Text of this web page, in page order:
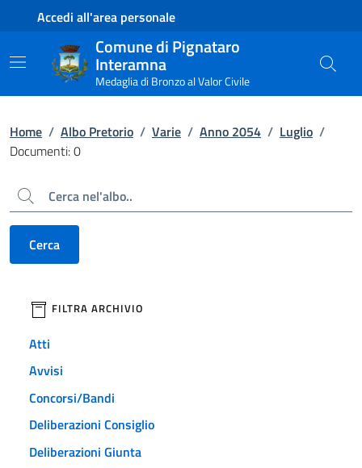
Contenuto principale
Piede di paginaAccedi all'area personale
Comune di Pignataro
Interamna
Medaglia di Bronzo al Valor Civile
Home / Albo Pretorio / Varie / Anno 2054 / Luglio /
Documenti: 0
Cerca
Cerca
filtri da applicare
FILTRA ARCHIVIO
Atti
Avvisi
Concorsi/Bandi
Deliberazioni Consiglio
Deliberazioni Giunta